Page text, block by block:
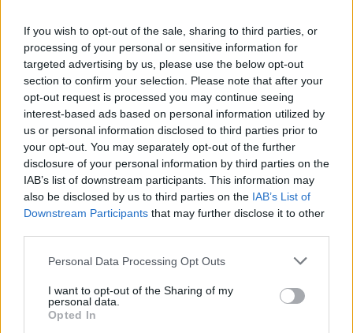
If you wish to opt-out of the sale, sharing to third parties, or
processing of your personal or sensitive information for
targeted advertising by us, please use the below opt-out
section to confirm your selection. Please note that after your
opt-out request is processed you may continue seeing
interest-based ads based on personal information utilized by
us or personal information disclosed to third parties prior to
your opt-out. You may separately opt-out of the further
disclosure of your personal information by third parties on the
IAB’s list of downstream participants. This information may
also be disclosed by us to third parties on the IAB’s List of
Downstream Participants that may further disclose it to other
Please note that this website/app uses one or more Google
not limited to your visit or usage behaviour. You may click to
grant or deny consent to Google and its third-party tags to
use your data for below specified purposes in below Google
Personal Data Processing Opt Outs
I want to opt-out of the Sharing of my
personal data.
Opted In
Türkiye Ağırlık Çalıştı
07/SEP/15 12:52
Eurobasket 2015 B grubunda
mücadele eden Türkiye'de Oğuz
Savaş, Barış Hersek ve Furkan
Korkmaz, Almanya ile oynanacak
karşılaşma öncesi...
Fenerbahçe İdmanlara Başladı
07/SEP/15 12:04
Fenerbahçe, Zeljko Obradovic
başladı.